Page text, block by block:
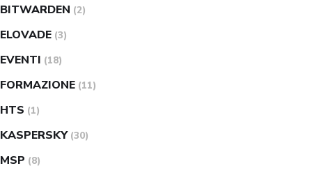
BITWARDEN (2)
ELOVADE (3)
EVENTI (18)
FORMAZIONE (11)
HTS (1)
KASPERSKY (30)
MSP (8)